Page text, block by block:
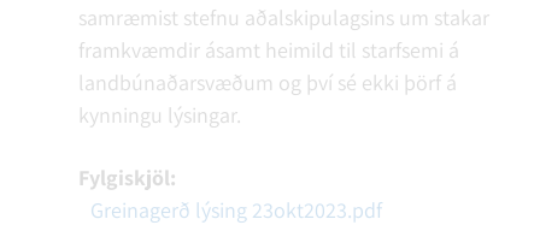
samræmist stefnu aðalskipulagsins um stakar
framkvæmdir ásamt heimild til starfsemi á
landbúnaðarsvæðum og því sé ekki þörf á
kynningu lýsingar.
Fylgiskjöl:
Greinagerð lýsing 23okt2023.pdf